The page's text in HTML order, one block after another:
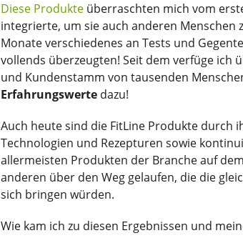
Diese Produkte überraschten mich vom
integrierte, um sie auch anderen
Monate verschiedenes an Tests und
vollends überzeugten! Seit dem verfüge ich
und Kundenstamm von tausenden
Erfahrungswerte dazu!
Auch heute sind die FitLine Produkte
Technologien und Rezepturen sowie
allermeisten Produkten der Branche auf
anderen über den Weg gelaufen, die die
sich bringen würden.
Wie kam ich zu diesen Ergebnissen und